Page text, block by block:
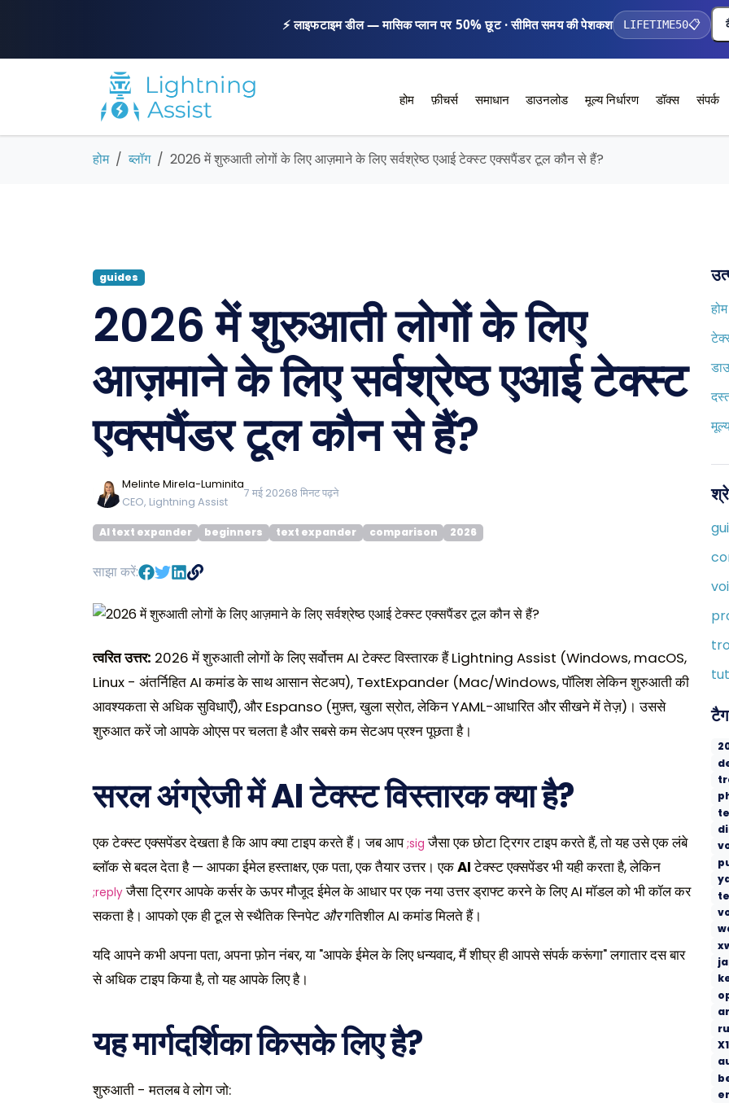
⚡ लाइफटाइम डील — मासिक प्लान पर 50% छूट · सीमित समय की पेशकश LIFETIME50📋
होम फ़ीचर्स समाधान डाउनलोड मूल्य निर्धारण डॉक्स संपर्क
होम ब्लॉग 2026 में शुरुआती लोगों के लिए आज़माने के लिए सर्वश्रेष्ठ एआई टेक्स्ट एक्सपैंडर टूल कौन से हैं?
guides
2026 में शुरुआती लोगों के लिए
आज़माने के लिए सर्वश्रेष्ठ एआई टेक्स्ट
एक्सपैंडर टूल कौन से हैं?
Melinte Mirela-Luminita
CEO, Lightning Assist
7 मई 20268 मिनट पढ़ने
AI text expander beginners text expander comparison 2026
साझा करें:
त्वरित उत्तर: 2026 में शुरुआती लोगों के लिए सर्वोत्तम AI टेक्स्ट विस्तारक हैं Lightning Assist (Windows, macOS,
Linux - अंतर्निहित AI कमांड के साथ आसान सेटअप), TextExpander (Mac/Windows, पॉलिश लेकिन शुरुआती की
आवश्यकता से अधिक सुविधाएँ), और Espanso (मुफ़्त, खुला स्रोत, लेकिन YAML-आधारित और सीखने में तेज़)। उससे
शुरुआत करें जो आपके ओएस पर चलता है और सबसे कम सेटअप प्रश्न पूछता है।
सरल अंग्रेजी में AI टेक्स्ट विस्तारक क्या है?
एक टेक्स्ट एक्सपेंडर देखता है कि आप क्या टाइप करते हैं। जब आप;sig जैसा एक छोटा ट्रिगर टाइप करते हैं, तो यह उसे एक लंबे
ब्लॉक से बदल देता है — आपका ईमेल हस्ताक्षर, एक पता, एक तैयार उत्तर। एकAIटेक्स्ट एक्सपेंडर भी यही करता है, लेकिन
;replyजैसा ट्रिगर आपके कर्सर के ऊपर मौजूद ईमेल के आधार पर एक नया उत्तर ड्राफ्ट करने के लिए AI मॉडल को भी कॉल कर
सकता है। आपको एक ही टूल से स्थैतिक स्निपेट औरगतिशील AI कमांड मिलते हैं।
यदि आपने कभी अपना पता, अपना फ़ोन नंबर, या "आपके ईमेल के लिए धन्यवाद, मैं शीघ्र ही आपसे संपर्क करूंगा" लगातार दस बार
से अधिक टाइप किया है, तो यह आपके लिए है।
यह मार्गदर्शिका किसके लिए है?
शुरुआती - मतलब वे लोग जो:
होम
टैग